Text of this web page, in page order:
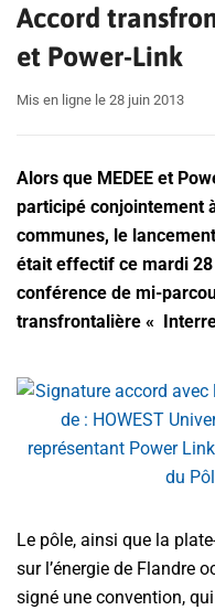
Accord
et Power-Link
Mis en ligne le 28 juin 2013
Alors que MEDEE et
participé conjointement
communes, le
était effectif ce mardi 28
conférence de mi-
transfrontalière «
Le pôle, ainsi que la
sur l’énergie de Flandre
signé une convention,